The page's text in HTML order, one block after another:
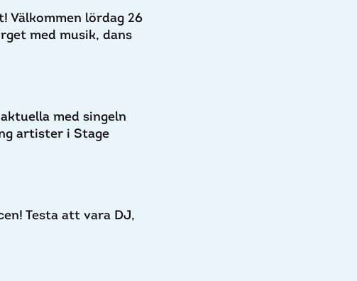
Välkommen lördag 26
med musik, dans
med singeln
artister i Stage
Testa att vara DJ,